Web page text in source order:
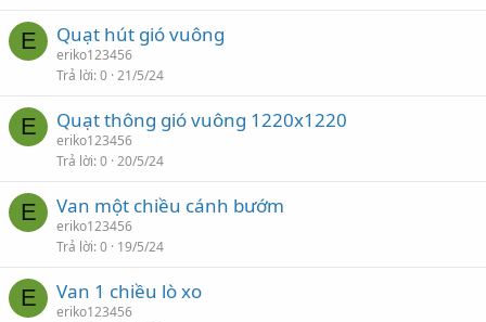
E Quạt hút gió vuông
eriko123456
Trả lời 0 21/5/24
E Quạt thông gió vuông 1220x1220
eriko123456
Trả lời 0 20/5/24
E Van một chiều cánh bướm
eriko123456
Trả lời 0 19/5/24
E Van 1 chiều lò xo
eriko123456